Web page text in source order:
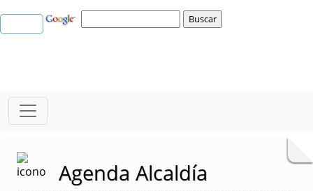
Agenda Alcaldía